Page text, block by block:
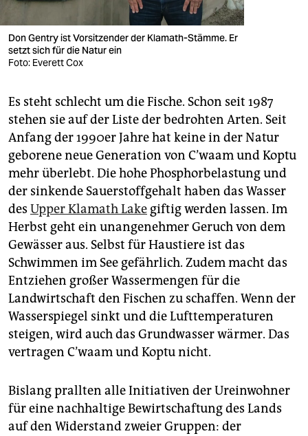
Don Gentry ist Vorsitzender der Klamath-Stämme. Er
setzt sich für die Natur ein
Foto: Everett Cox
Es steht schlecht um die Fische. Schon seit 1987
stehen sie auf der Liste der bedrohten Arten. Seit
Anfang der 1990er Jahre hat keine in der Natur
geborene neue Generation von C’waam und Koptu
mehr überlebt. Die hohe Phosphorbelastung und
der sinkende Sauerstoffgehalt haben das Wasser
des Upper Klamath Lake giftig werden lassen. Im
Herbst geht ein unangenehmer Geruch von dem
Gewässer aus. Selbst für Haustiere ist das
Schwimmen im See gefährlich. Zudem macht das
Entziehen großer Wassermengen für die
Landwirtschaft den Fischen zu schaffen. Wenn der
Wasserspiegel sinkt und die Lufttemperaturen
steigen, wird auch das Grundwasser wärmer. Das
vertragen C’waam und Koptu nicht.
Bislang prallten alle Initiativen der Ureinwohner
für eine nachhaltige Bewirtschaftung des Lands
auf den Widerstand zweier Gruppen: der